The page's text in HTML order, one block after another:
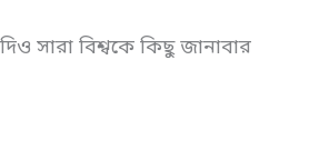
সারা বিশ্বকে কিছু জানাবার